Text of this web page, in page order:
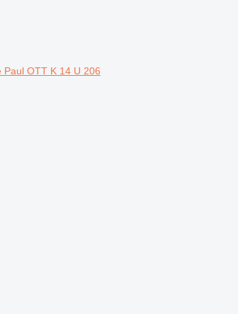
Paul OTT K 14 U 206